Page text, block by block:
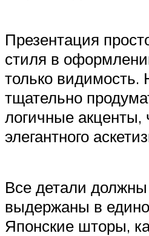
Презентация
стиля в
только видимость.
тщательно
логичные акценты,
элегантного
Все детали
выдержаны в
Японские шторы,